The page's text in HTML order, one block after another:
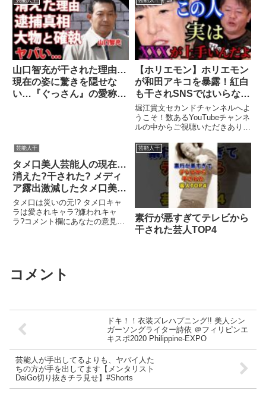
山口智充が干された理由…
現在の姿に驚きを隠せな
い…『ぐっさん』の愛称で
【ホリエモン】ホリエモン
が和田アキコを暴露！紅白
も干されSNSではいらない
嫌われてる芸能人のレッテ
ルを貼られてたけど本当は
この人●●です【ガーシー /
堀江貴文 /切り抜き/サンジ
ャポ/芸能ニュース】
堀江貴文セカンドチャンネルへよ
うこそ！数あるYouTubeチャンネ
ルの中からご視聴いただきありが
イート
芸能人干
タメ口美人芸能人の現在…
消えた?干された? メディ
ア露出激減したタメ口美女
は今どうしてる?
タメ口は災いの元!? タメ口キャ
ラは愛されキャラ?嫌われキャ
ラ?コメント欄にあなたの意見を
芸能人干
素行が悪すぎてテレビから
干された芸人TOP4
コメント
ドキ！！衣装ズレハプニング!! 美人シン
ガーソングライター詩依 ＠フィリピンエ
キスポ2020 Philippine-EXPO
芸能人が手出してるよりも、ヤバイ人た
ちの方が手を出してます【メンタリスト
DaiGo切り抜きチラ見せ】#Shorts